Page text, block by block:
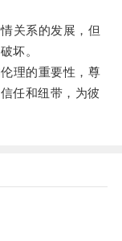
关系的发展，但
坏。
理的重要性，尊
任和纽带，为彼